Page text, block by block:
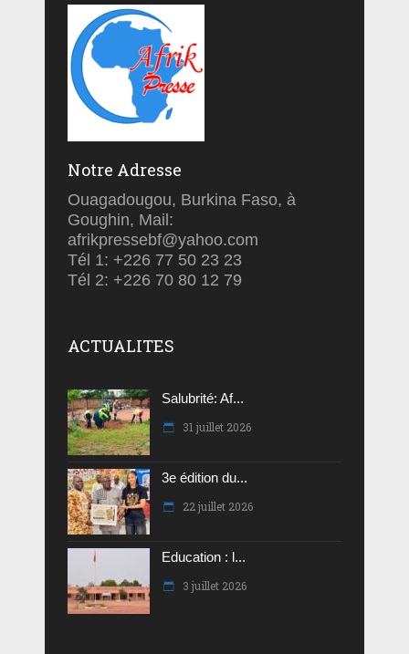
Notre Adresse
Ouagadougou, Burkina Faso, à
Goughin, Mail:
afrikpressebf@yahoo.com
Tél 1: +226 77 50 23 23
Tél 2: +226 70 80 12 79
ACTUALITES
Salubrité: Af...
31 juillet 2026
3e édition du...
22 juillet 2026
Education : l...
3 juillet 2026